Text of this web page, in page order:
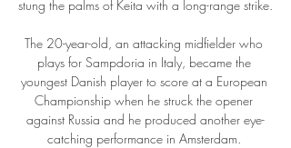
stung the palms of Keita with a long-range strike.
The 20-year-old, an attacking midfielder who
plays for Sampdoria in Italy, became the
youngest Danish player to score at a European
Championship when he struck the opener
against Russia and he produced another eye-
catching performance in Amsterdam.